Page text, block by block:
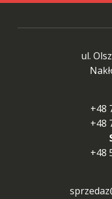
ul.
+48
+48
+48